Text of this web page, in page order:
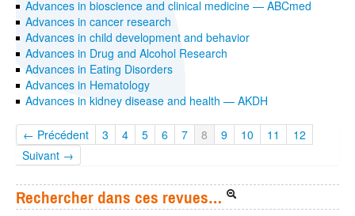
Advances in bioscience and clinical medicine — ABCmed
Advances in cancer research
Advances in child development and behavior
Advances in Drug and Alcohol Research
Advances in Eating Disorders
Advances in Hematology
Advances in kidney disease and health — AKDH
← Précédent 3 4 5 6 7 8 9 10 11
12
Suivant →
Rechercher dans ces revues…